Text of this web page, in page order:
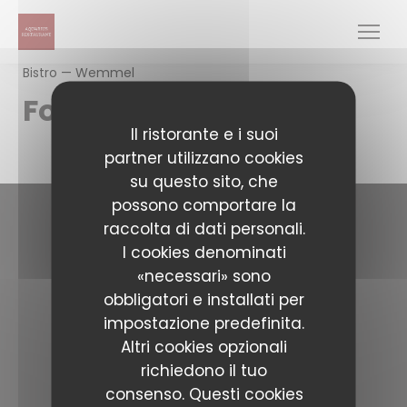
Personalizzazione delle tue scelte sui cookie
Il ristorante e i suoi
partner utilizzano cookies
su questo sito, che
possono comportare la
raccolta di dati personali.
I cookies denominati
«necessari» sono
obbligatori e installati per
impostazione predefinita.
Altri cookies opzionali
richiedono il tuo
consenso. Questi cookies
Bistro — Wemmel
Foto
Contattaci
Aquarius Restaurant Wemmel
Av. de Limburg Stirum 101 1780 Wemmel
02 455 40 18
aquariusrestaurant1780@gmail.com
Seguici